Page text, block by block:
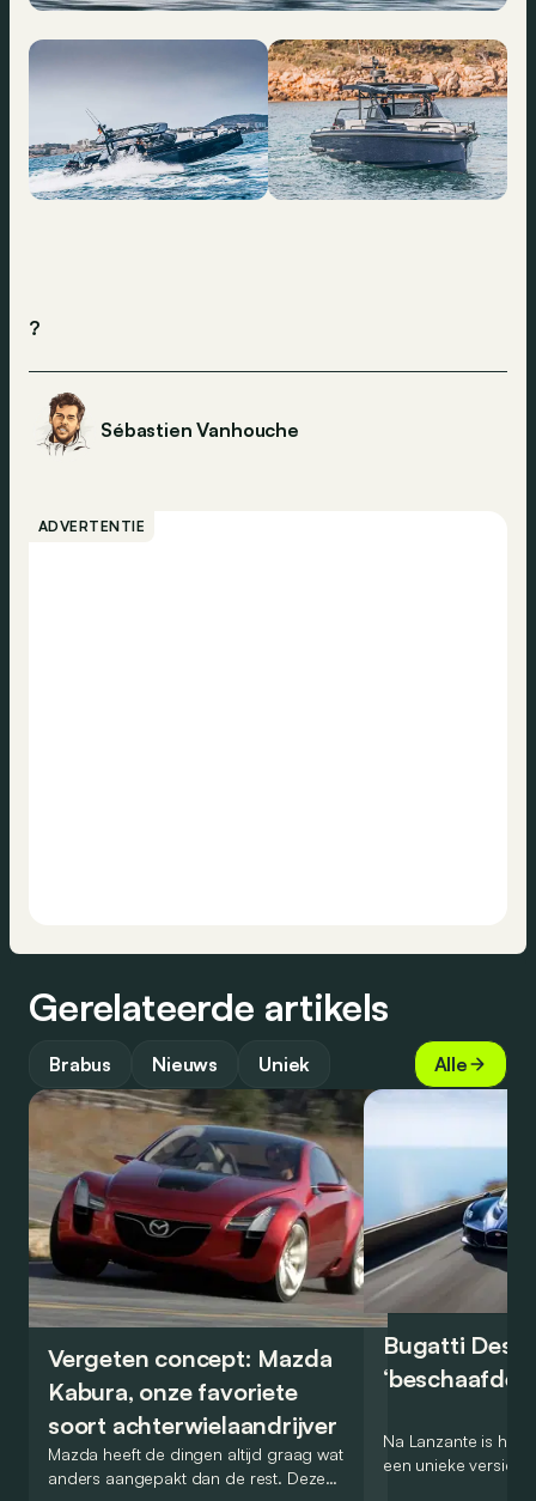
?
Sébastien Vanhouche
ADVERTENTIE
Gerelateerde artikels
Brabus Nieuws Uniek Alle
Vergeten concept: Mazda
Kabura, onze favoriete
soort achterwielaandrijver
Mazda heeft de dingen altijd graag wat
anders aangepakt dan de rest. Deze
Bugatti
‘beschaafde’
Na Lanzante is het
een unieke versie